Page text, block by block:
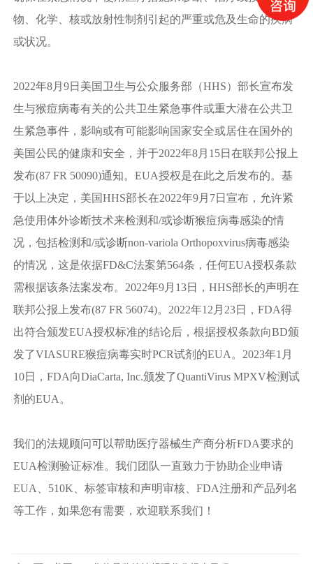
物、化学、核或放射性制剂引起的严重或危及生命的疾病
或状况。
2022年8月9日美国卫生与公众服务部（HHS）部长宣布发
生与猴痘病毒有关的公共卫生紧急事件或重大潜在公共卫
生紧急事件，影响或有可能影响国家安全或居住在国外的
美国公民的健康和安全，并于2022年8月15日在联邦公报上
发布(87 FR 50090)通知。EUA授权是在此之后发布的。基
于以上决定，美国HHS部长在2022年9月7日宣布，允许紧
急使用体外诊断技术来检测和/或诊断猴痘病毒感染的情
况，包括检测和/或诊断non-variola Orthopoxvirus病毒感染
的情况，这是依据FD&C法案第564条，任何EUA授权条款
需根据该条法案发布。2022年9月13日，HHS部长的声明在
联邦公报上发布(87 FR 56074)。2022年12月23日，FDA得
出符合颁发EUA授权标准的结论后，根据授权条款向BD颁
发了VIASURE猴痘病毒实时PCR试剂的EUA。2023年1月
10日，FDA向DiaCarta, Inc.颁发了QuantiVirus MPXV检测试
剂的EUA。
我们的法规顾问可以帮助医疗器械生产商分析FDA要求的
EUA检测验证标准。我们团队一直致力于协助企业申请
EUA、510K、标签审核和声明审核、FDA注册和产品列名
等工作，如果您有需要，欢迎联系我们！